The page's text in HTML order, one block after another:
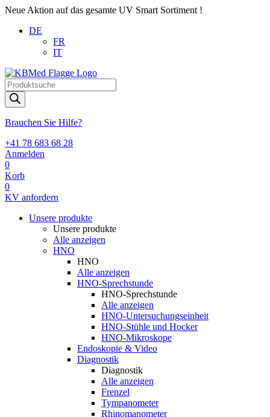
Neue Aktion auf das gesamte UV Smart Sortiment !
DE
FR
IT
Products
search
Brauchen Sie Hilfe?
+41 78 683 68 28
Anmelden
0
Korb
0
KV anfordern
Unsere produkte
Unsere produkte
Alle anzeigen
HNO
HNO
Alle anzeigen
HNO-Sprechstunde
HNO-Sprechstunde
Alle anzeigen
HNO-Untersuchungseinheit
HNO-Stühle und Hocker
HNO-Mikroskope
Endoskopie & Video
Diagnostik
Diagnostik
Alle anzeigen
Frenzel
Tympanometer
Rhinomanometer